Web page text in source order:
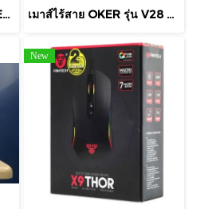
LOGITECH MOUSE WIRELESS G304 GAMING ไร้สาย LIGHTSPEED สำหรับทุกคน เซ็นเซอร์ ความละเอียด 12,000 DPI ประสิทธิภาพดีขึ้น 10 เท่า เมาส์ไร้สาย OKER รุ่น V28 ฟังก์ชันการทำงานแบบ Dual-Mode ที่รองรับการเชื่อมต่อทั้ง Bluetooth 5.1 และ Wireless 2.4G Silent Click ทำให้คลิกเงียบ
New